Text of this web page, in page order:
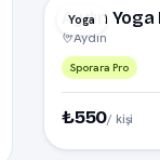
Yoga
Aydın
Aydın
Sporara Pro
₺550/ kişi